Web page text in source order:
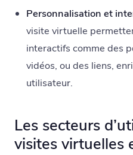
Personnalisation et
visite virtuelle
interactifs comme des
vidéos, ou des liens,
utilisateur.
Les secteurs
visites virtuelles